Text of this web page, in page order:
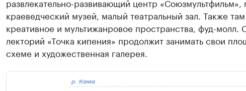
развлекательно-развивающий центр
краеведческий музей, малый театральный зал. Также
креативное и мультижанровое пространства, фуд-
лекторий «Точка кипения» продолжит занимать свои
схеме и художественная галерея.